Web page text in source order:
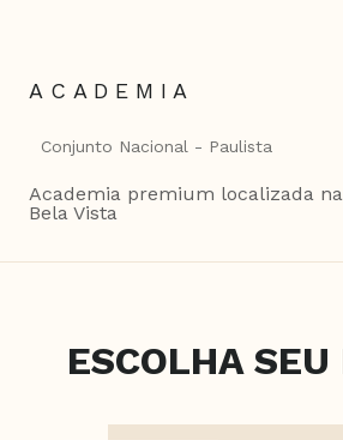
ACADEMIA
Conjunto Nacional - Paulista
Academia premium localizada
Bela Vista
ESCOLHA